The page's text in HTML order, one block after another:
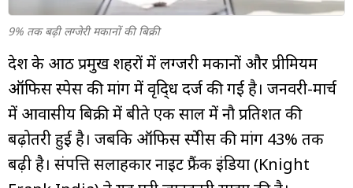
9% तक बढ़ी लग्जेरी मकानों की बिक्री
देश के आठ प्रमुख शहरों में लग्जरी मकानों और प्रीमियम
ऑफिस स्पेस की मांग में वृदि्ध दर्ज की गई है। जनवरी-मार्च
में आवासीय बिक्री में बीते एक साल में नौ प्रतिशत की
बढ़ोतरी हुई है। जबकि ऑफिस स्पेीस की मांग 43% तक
बढ़ी है। संपत्ति सलाहकार नाइट फ्रैंक इंडिया (Knight